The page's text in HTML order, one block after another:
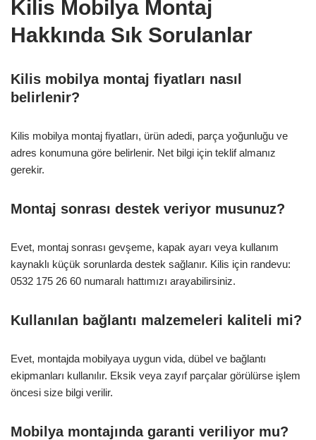
Kilis Mobilya Montaj
Hakkında Sık Sorulanlar
Kilis mobilya montaj fiyatları nasıl
belirlenir?
Kilis mobilya montaj fiyatları, ürün adedi, parça yoğunluğu ve
adres konumuna göre belirlenir. Net bilgi için teklif almanız
gerekir.
Montaj sonrası destek veriyor musunuz?
Evet, montaj sonrası gevşeme, kapak ayarı veya kullanım
kaynaklı küçük sorunlarda destek sağlanır. Kilis için randevu:
0532 175 26 60 numaralı hattımızı arayabilirsiniz.
Kullanılan bağlantı malzemeleri kaliteli mi?
Evet, montajda mobilyaya uygun vida, dübel ve bağlantı
ekipmanları kullanılır. Eksik veya zayıf parçalar görülürse işlem
öncesi size bilgi verilir.
Mobilya montajında garanti veriliyor mu?